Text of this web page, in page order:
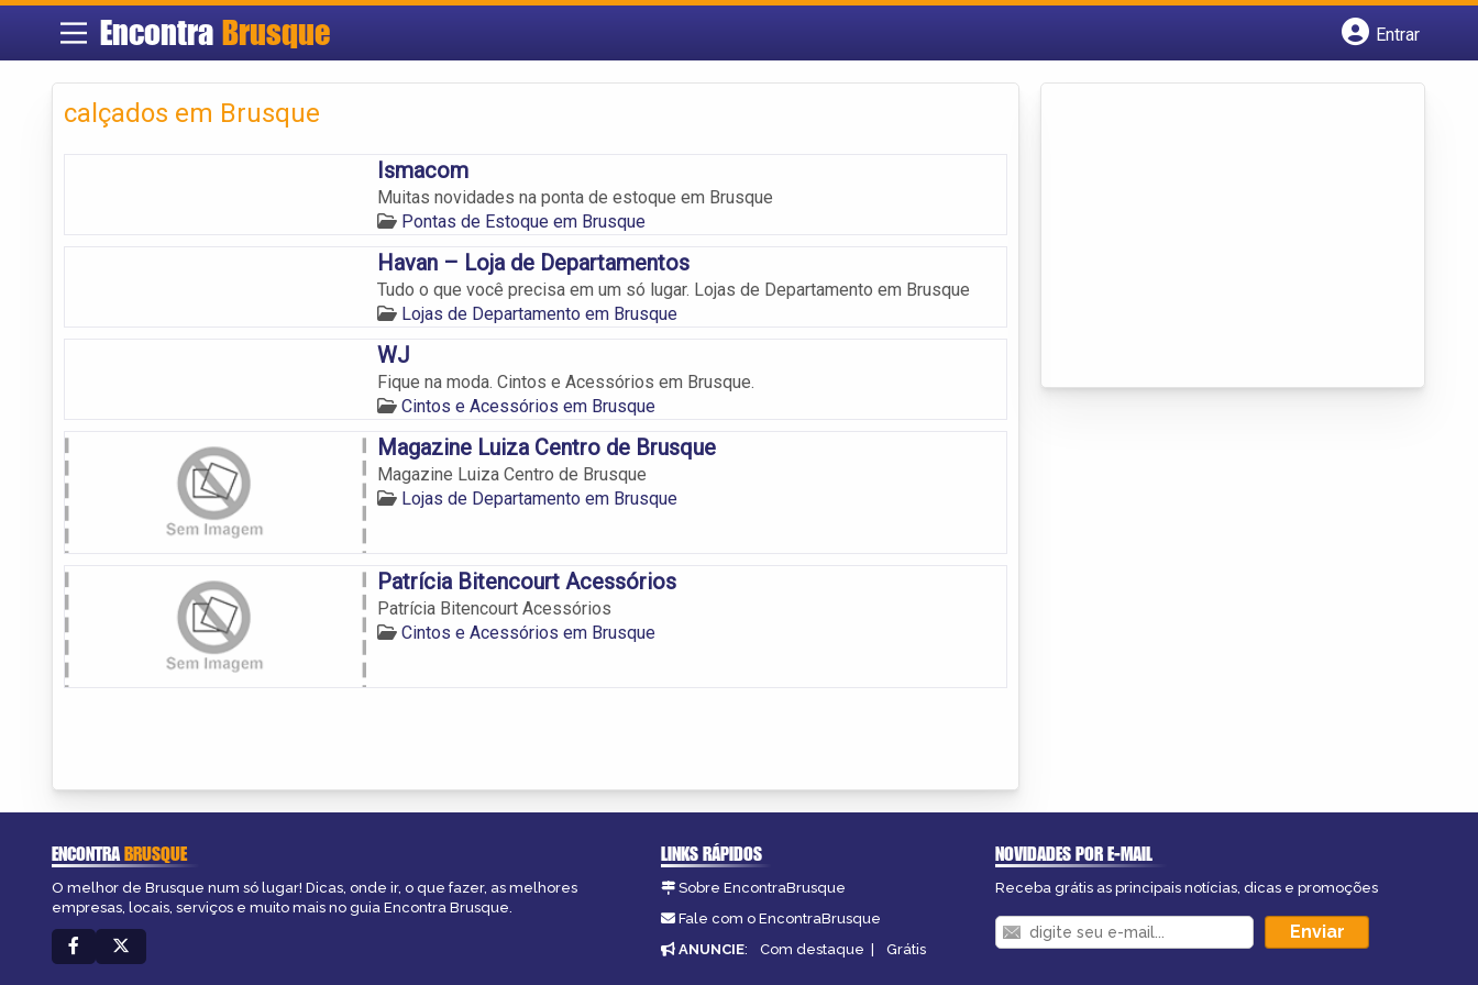
Encontra Brusque
Entrar
calçados em Brusque
Ismacom
Muitas novidades na ponta de estoque em Brusque
Pontas de Estoque em Brusque
Havan – Loja de Departamentos
Tudo o que você precisa em um só lugar. Lojas de Departamento em Brusque
Lojas de Departamento em Brusque
WJ
Fique na moda. Cintos e Acessórios em Brusque.
Cintos e Acessórios em Brusque
Magazine Luiza Centro de Brusque
Magazine Luiza Centro de Brusque
Lojas de Departamento em Brusque
Patrícia Bitencourt Acessórios
Patrícia Bitencourt Acessórios
Cintos e Acessórios em Brusque
ENCONTRABRUSQUE
O melhor de Brusque num só lugar! Dicas, onde ir, o que fazer, as melhores
empresas, locais, serviços e muito mais no guia Encontra Brusque.
LINKS RÁPIDOS
Sobre EncontraBrusque
Fale com o EncontraBrusque
ANUNCIE: Com destaque | Grátis
NOVIDADES POR E-MAIL
Receba grátis as principais notícias, dicas e promoções